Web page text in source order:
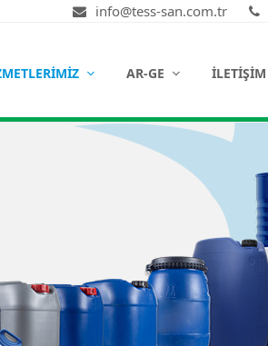
info@tess-san.com.tr
AR-GE İLETIŞIM